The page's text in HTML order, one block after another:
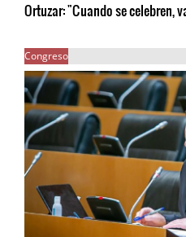
Ortuzar: "Cuando se celebren,
Congreso